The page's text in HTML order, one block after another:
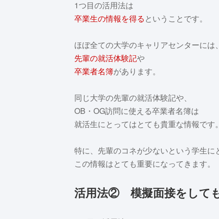
1つ目の活用法は
卒業生の情報を得る ということです。
ほぼ全ての大学のキャリアセンターには
先輩の就活体験記や
卒業者名簿があります。
同じ大学の先輩の就活体験記や、
OB・OG訪問に使える卒業者名簿は
就活生にとってはとても貴重な情報です
特に、先輩のコネが少ないという学生に
この情報はとても重要になってきます。
活用法② 模擬面接をして